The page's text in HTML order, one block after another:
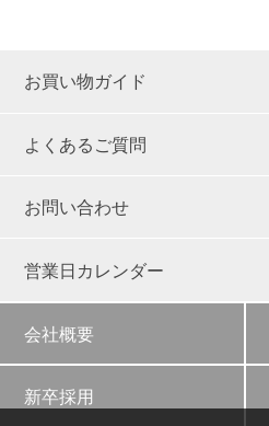
お買い物ガイド
よくあるご質問
お問い合わせ
営業日カレンダー
会社概要
新卒採用